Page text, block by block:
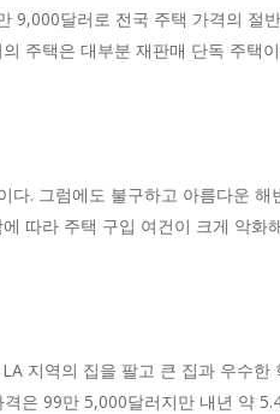
달러로 전국 주택 가격의 절
주택은 대부분 재판매 단독 주택
. 그럼에도 불구하고 아름다운
따라 주택 구입 여건이 크게 악화
지역의 집을 팔고 큰 집과 우수
은 99만 5,000달러지만 내년 약